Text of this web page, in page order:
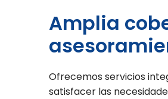
Amplia
Ofrecemos servicios
satisfacer las